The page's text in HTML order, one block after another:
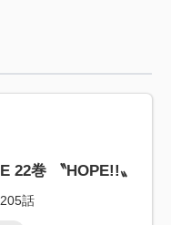
22巻 〝HOPE!!〟
話